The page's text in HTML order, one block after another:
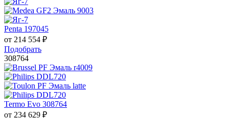
Penta 197045
от 214 554 ₽
Подобрать
308764
Termo Evo 308764
от 234 629 ₽